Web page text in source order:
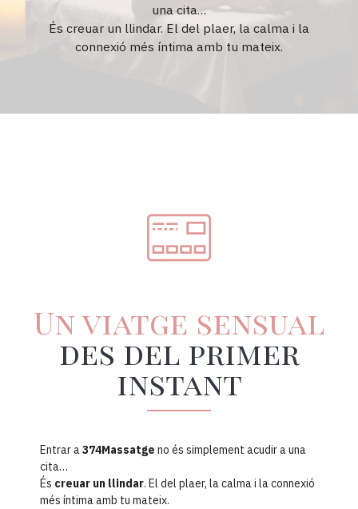
una cita…
És creuar un llindar. El del plaer, la calma i la
connexió més íntima amb tu mateix.
Un viatge sensual
des del primer
instant
Entrar a374Massatge no és simplement acudir a una
cita…
És creuar un llindar. El del plaer, la calma i la connexió
més íntima amb tu mateix.